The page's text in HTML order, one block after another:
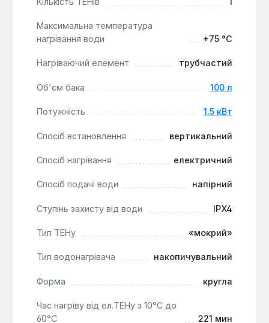
надійним рішенням для забезпечення гарячою
будинках та дачах. Він підходить для
та довговічний пристрій з мінімальними
експлуатаційними витратами.
Максимальна температура
нагрівання води
+75 °С
Нагріваючий елемент трубчастий
Об'єм бака 100 л
Потужність 1.5 кВт
Спосіб встановлення вертикальний
Спосіб нагрівання електричний
Спосіб подачі води напірний
Ступінь захисту від води IPX4
Тип ТЕНу «мокрий»
Тип водонагрівача накопичувальний
Форма кругла
Час нагріву від ел.ТЕНу з 10°С до
60°С
221 мин